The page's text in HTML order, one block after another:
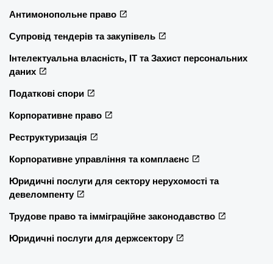
Антимонопольне право
Супровід тендерів та закупівель
Інтелектуальна власність, ІТ та Захист персональних
даних
Податкові спори
Корпоративне право
Реструктуризація
Корпоративне управління та комплаєнс
Юридичні послуги для сектору нерухомості та
девеломпенту
Трудове право та імміграційне законодавство
Юридичні послуги для держсектору